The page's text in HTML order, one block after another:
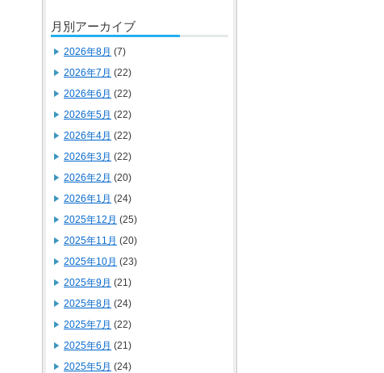
月別アーカイブ
2026年8月 (7)
2026年7月 (22)
2026年6月 (22)
2026年5月 (22)
2026年4月 (22)
2026年3月 (22)
2026年2月 (20)
2026年1月 (24)
2025年12月 (25)
2025年11月 (20)
2025年10月 (23)
2025年9月 (21)
2025年8月 (24)
2025年7月 (22)
2025年6月 (21)
2025年5月 (24)